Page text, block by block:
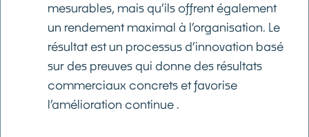
mesurables, mais qu’ils offrent également
un rendement maximal à l’organisation. Le
résultat est un processus d’innovation basé
sur des preuves qui donne des résultats
commerciaux concrets et favorise
l’amélioration continue .